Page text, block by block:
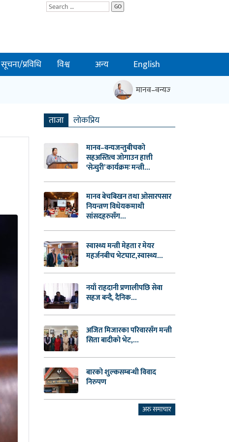
GO
सूचना/प्रविधि विश्व अन्य English
मानव–वन्यजन्तुबीचको सहअस्तित्व
ताजा लाेकप्रिय
मानव–वन्यजन्तुबीचको
सहअस्तित्व जोगाउन हात्ती
‘सेन्चुरी’ कार्यक्रमः मन्त्री...
मानव बेचबिखन तथा ओसारपसार
नियन्त्रण विधेयकमाथी
सांसदहरुसँग...
स्वास्थ्य मन्त्री मेहता र मेयर
महर्जनबीच भेटघाट,स्वास्थ्य...
नयाँ राहदानी प्रणालीपछि सेवा
सहज बन्दै, दैनिक...
अजित मिजारका परिवारसँग मन्त्री
सिता बादीको भेट,...
बारको शुल्कसम्बन्धी विवाद
निरुपण
अरु समाचार